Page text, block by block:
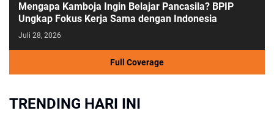
Mengapa Kamboja Ingin Belajar Pancasila? BPIP
Ungkap Fokus Kerja Sama dengan Indonesia
Juli 28, 2026
Full Coverage
TRENDING HARI INI